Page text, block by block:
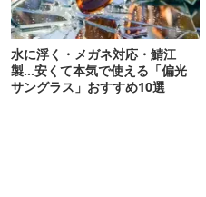
水に浮く・メガネ対応・鯖江
製…安くて本気で使える「偏光
サングラス」おすすめ10選